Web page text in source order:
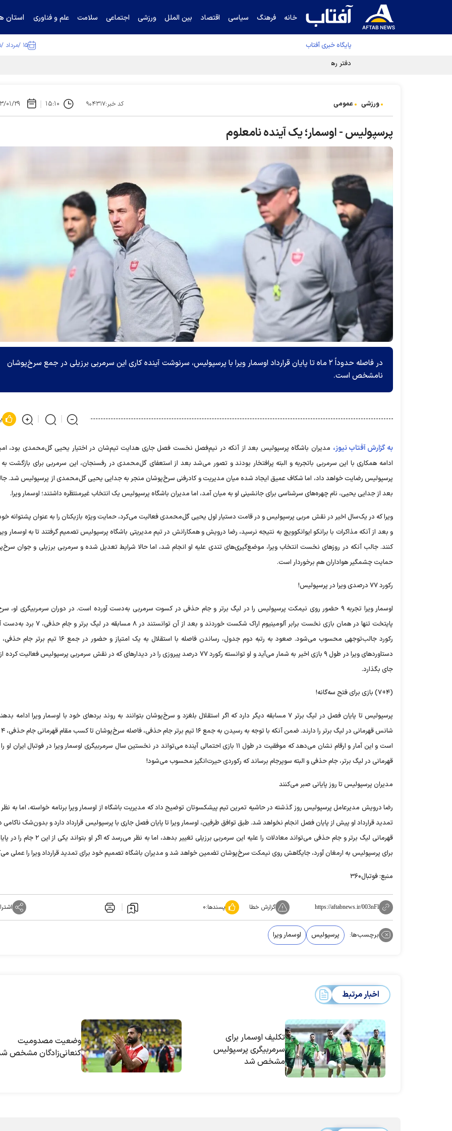
خانه فرهنگ سیاسی اقتصاد بین الملل ورزشی اجتماعی سلامت علم و فناوری استان
پایگاه خبری آفتاب ۱۵ /مرداد /۱۴۰۵
دفتر رهبر انقلاب ادعای خرازی درباره پزشکیان را تکذیب کرد
ورزشی عمومی کد خبر:۹۰۴۳۱۷ ۱۵:۱۰ ۱۴۰۳/
پرسپولیس - اوسمار؛ یک آینده نامعلوم
در فاصله حدوداً ۲ ماه تا پایان قرارداد اوسمار ویرا با پرسپولیس، سرنوشت آینده کاری این سرمربی برزیلی در جمع سرخ‌پوشان
نامشخص است.
به گزارش آفتاب نیوز، مدیران باشگاه پرسپولیس بعد از آنکه در نیم‌فصل نخست فصل جاری هدایت تیم‌شان در اختیار یحیی گل‌محمدی بود،
ادامه همکاری با این سرمربی باتجربه و البته پرافتخار بودند و تصور می‌شد بعد از استعفای گل‌محمدی در رفسنجان، این سرمربی برای بازگشت
پرسپولیس رضایت خواهد داد، اما شکاف عمیق ایجاد شده میان مدیریت و کادرفنی سرخ‌پوشان منجر به جدایی یحیی گل‌محمدی از پرسپولیس شد.
بعد از جدایی یحیی، نام چهره‌های سرشناسی برای جانشینی او به میان آمد، اما مدیران باشگاه پرسپولیس یک انتخاب غیرمنتظره داشتند؛ اوسمار ویرا.
ویرا که در یک‌سال اخیر در نقش مربی پرسپولیس و در قامت دستیار اول یحیی گل‌محمدی فعالیت می‌کرد، حمایت ویژه بازیکنان را به عنوان پشتوانه
و بعد از آنکه مذاکرات با برانکو ایوانکوویچ به نتیجه نرسید، رضا درویش و همکارانش در تیم مدیریتی باشگاه پرسپولیس تصمیم گرفتند تا به اوسمار
کنند. جالب آنکه در روز‌های نخست انتخاب ویرا، موضع‌گیری‌های تندی علیه او انجام شد، اما حالا شرایط تعدیل شده و سرمربی برزیلی و جوان
حمایت چشمگیر هواداران هم برخوردار است.
رکورد ۷۷ درصدی ویرا در پرسپولیس!
اوسمار ویرا تجربه ۹ حضور روی نیمکت پرسپولیس را در لیگ برتر و جام حذفی در کسوت سرمربی به‌دست آورده است. در دوران سرمربیگری او،
پایتخت تنها در همان بازی نخست برابر آلومینیوم اراک شکست خوردند و بعد از آن
رکورد جالب‌توجهی محسوب می‌شود. صعود به رتبه دوم جدول، رساندن فاصله با استقلال به یک امتیاز و
دستاورد‌های ویرا در طول ۹ بازی اخیر به شمار می‌آید و او توانسته رکورد ۷۷ درصد پیروزی را در دیدار‌های که در نقش سرمربی پرسپولیس
جای بگذارد.
(۷+۴) بازی برای فتح سه‌گانه!
پرسپولیس تا پایان فصل در لیگ برتر ۷ مسابقه دیگر دارد که اگر استقلال بلغزد و سرخ‌پوشان بتوانند به روند برد‌های خود با اوسمار ویرا ادامه
است و این آمار و ارقام نشان می‌دهد که موفقیت در طول ۱۱ بازی احتمالی آینده می‌تواند در نخستین سال سرمربیگری اوسمار ویرا در فوتبال ایران
قهرمانی در لیگ برتر، جام حذفی و البته سوپرجام برساند که رکوردی حیرت‌انگیز محسوب می‌شود!
مدیران پرسپولیس تا روز پایانی صبر می‌کنند
رضا درویش مدیرعامل پرسپولیس روز گذشته در حاشیه تمرین تیم پیشکسوتان توضیح داد که مدیریت باشگاه از اوسمار ویرا برنامه خواسته، اما به
تمدید قرارداد او پیش از پایان فصل انجام نخواهد شد. طبق توافق طرفین، اوسمار ویرا تا پایان فصل جاری با پرسپولیس قرارداد دارد و بدون‌شک ناکامی
قهرمانی لیگ برتر و جام حذفی می‌تواند معادلات را علیه این سرمربی برزیلی تغییر بدهد، اما
برای پرسپولیس به ارمغان آورد، جایگاهش روی نیمکت سرخ‌پوشان تضمین خواهد شد و مدیران باشگاه تصمیم خود برای تمدید قرارداد ویرا را عملی
منبع: فوتبال۳۶۰
https://aftabnews.ir/003nFl گزارش خطا پسندها:۰
برچسب‌ها: پرسپولیس اوسمار ویرا
اخبار مرتبط
تکلیف اوسمار برای
سرمربیگری پرسپولیس
مشخص شد
وضعیت مصدومیت
کنعانی‌زادگان مشخص